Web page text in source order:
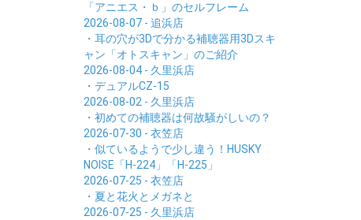
「アニエス・ｂ」のセルフレーム
2026-08-07 - 追浜店
・耳の穴が3Dで分かる補聴器用3Dスキ
ャン「オトスキャン」のご紹介
2026-08-04 - 久里浜店
・デュアルCZ-15
2026-08-02 - 久里浜店
・初めての補聴器は何故騒がしいの？
2026-07-30 - 衣笠店
・似ているようで少し違う！HUSKY
NOISE「H-224」「H-225」
2026-07-25 - 衣笠店
・夏と花火とメガネと
2026-07-25 - 久里浜店